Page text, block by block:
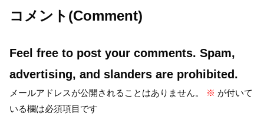
コメント(Comment)
Feel free to post your comments. Spam,
advertising, and slanders are prohibited.
メールアドレスが公開されることはありません。 ※ が付いて
いる欄は必須項目です